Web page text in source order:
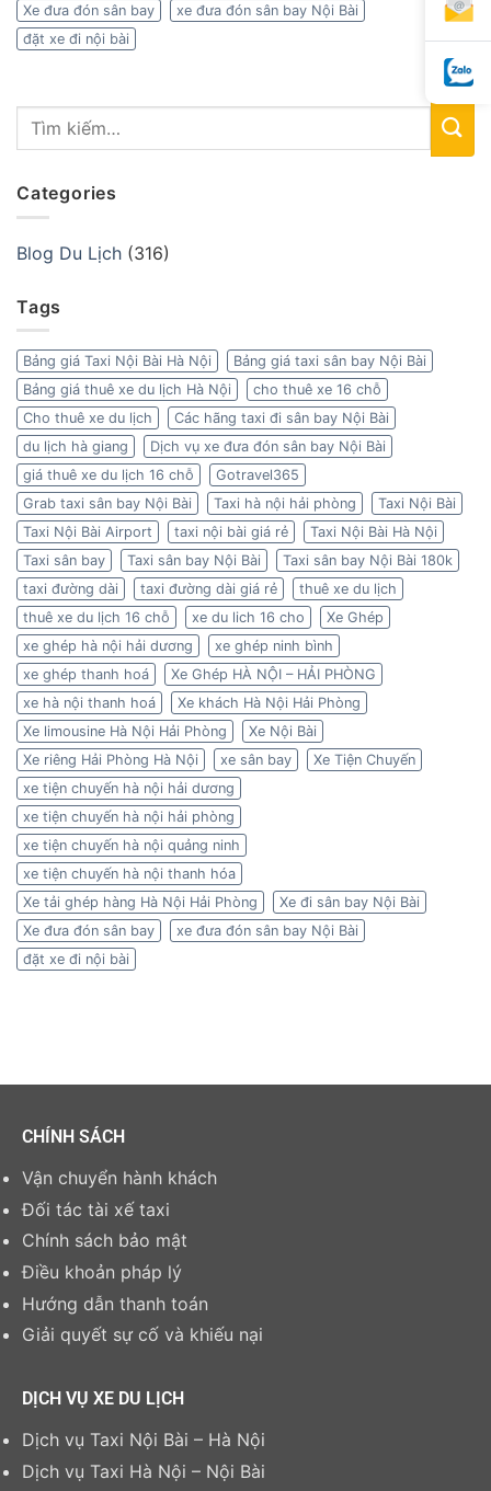
Xe đưa đón sân bay
xe đưa đón sân bay Nội Bài
đặt xe đi nội bài
Categories
Blog Du Lịch (316)
Tags
Bảng giá Taxi Nội Bài Hà Nội
Bảng giá taxi sân bay Nội Bài
Bảng giá thuê xe du lịch Hà Nội
cho thuê xe 16 chỗ
Cho thuê xe du lịch
Các hãng taxi đi sân bay Nội Bài
du lịch hà giang
Dịch vụ xe đưa đón sân bay Nội Bài
giá thuê xe du lịch 16 chỗ
Gotravel365
Grab taxi sân bay Nội Bài
Taxi hà nội hải phòng
Taxi Nội Bài
Taxi Nội Bài Airport
taxi nội bài giá rẻ
Taxi Nội Bài Hà Nội
Taxi sân bay
Taxi sân bay Nội Bài
Taxi sân bay Nội Bài 180k
taxi đường dài
taxi đường dài giá rẻ
thuê xe du lịch
thuê xe du lịch 16 chỗ
xe du lich 16 cho
Xe Ghép
xe ghép hà nội hải dương
xe ghép ninh bình
xe ghép thanh hoá
Xe Ghép HÀ NỘI – HẢI PHÒNG
xe hà nội thanh hoá
Xe khách Hà Nội Hải Phòng
Xe limousine Hà Nội Hải Phòng
Xe Nội Bài
Xe riêng Hải Phòng Hà Nội
xe sân bay
Xe Tiện Chuyến
xe tiện chuyến hà nội hải dương
xe tiện chuyến hà nội hải phòng
xe tiện chuyến hà nội quảng ninh
xe tiện chuyến hà nội thanh hóa
Xe tải ghép hàng Hà Nội Hải Phòng
Xe đi sân bay Nội Bài
Xe đưa đón sân bay
xe đưa đón sân bay Nội Bài
đặt xe đi nội bài
CHÍNH SÁCH
Vận chuyển hành khách
Đối tác tài xế taxi
Chính sách bảo mật
Điều khoản pháp lý
Hướng dẫn thanh toán
Giải quyết sự cố và khiếu nại
DỊCH VỤ XE DU LỊCH
Dịch vụ Taxi Nội Bài – Hà Nội
Dịch vụ Taxi Hà Nội – Nội Bài